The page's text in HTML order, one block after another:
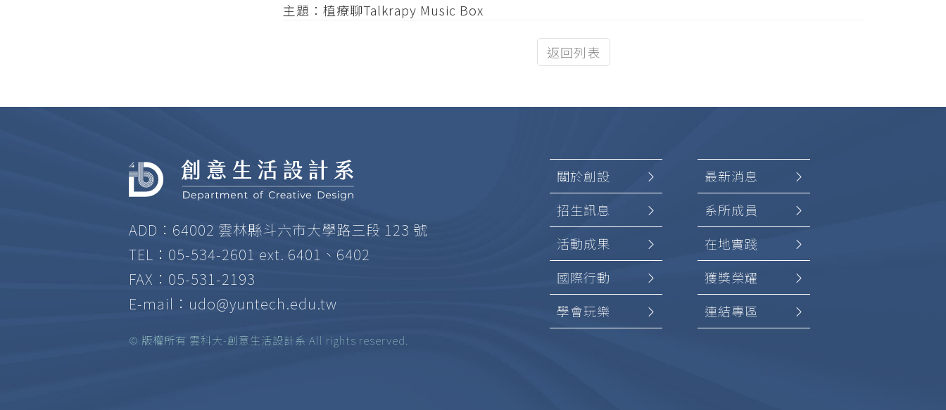
主題：植療聊Talkrapy Music Box
返回列表
ADD：64002 雲林縣斗六市大學路三段 123 號
TEL：05-534-2601 ext. 6401、6402
FAX：05-531-2193
E-mail： udo@yuntech.edu.tw
© 版權所有 雲科大-創意生活設計系 All rights reserved.
關於創設
最新消息
招生訊息
系所成員
活動成果
在地實踐
國際行動
獲獎榮耀
學會玩樂
連結專區